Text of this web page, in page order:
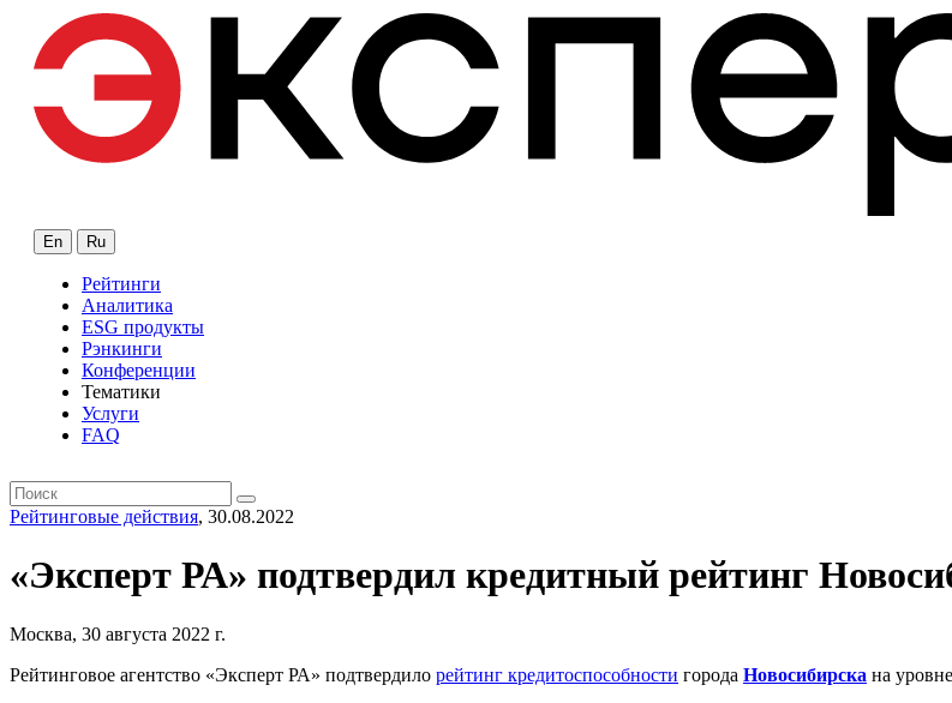
En Ru
Рейтинги
Аналитика
ESG продукты
Рэнкинги
Конференции
Тематики
Услуги
FAQ
Рейтинговые действия, 30.08.2022
«Эксперт РА» подтвердил кредитный рейтинг
Москва, 30 августа 2022 г.
Рейтинговое агентство «Эксперт РА» подтвердило рейтинг кредитоспособности города Новосибирска на